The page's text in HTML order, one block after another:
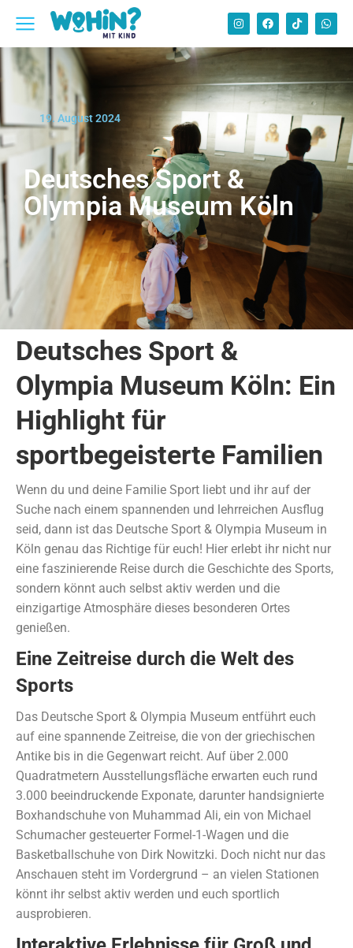
19. August 2024
Deutsches Sport &
Olympia Museum Köln
Deutsches Sport &
Olympia Museum Köln: Ein
Highlight für
sportbegeisterte Familien
Wenn du und deine Familie Sport liebt und ihr auf der
Suche nach einem spannenden und lehrreichen Ausflug
seid, dann ist das Deutsche Sport & Olympia Museum in
Köln genau das Richtige für euch! Hier erlebt ihr nicht nur
eine faszinierende Reise durch die Geschichte des Sports,
sondern könnt auch selbst aktiv werden und die
einzigartige Atmosphäre dieses besonderen Ortes
genießen.
Eine Zeitreise durch die Welt des
Sports
Das Deutsche Sport & Olympia Museum entführt euch
auf eine spannende Zeitreise, die von der griechischen
Antike bis in die Gegenwart reicht. Auf über 2.000
Quadratmetern Ausstellungsfläche erwarten euch rund
3.000 beeindruckende Exponate, darunter handsignierte
Boxhandschuhe von Muhammad Ali, ein von Michael
Schumacher gesteuerter Formel-1-Wagen und die
Basketballschuhe von Dirk Nowitzki. Doch nicht nur das
Anschauen steht im Vordergrund – an vielen Stationen
könnt ihr selbst aktiv werden und euch sportlich
ausprobieren.